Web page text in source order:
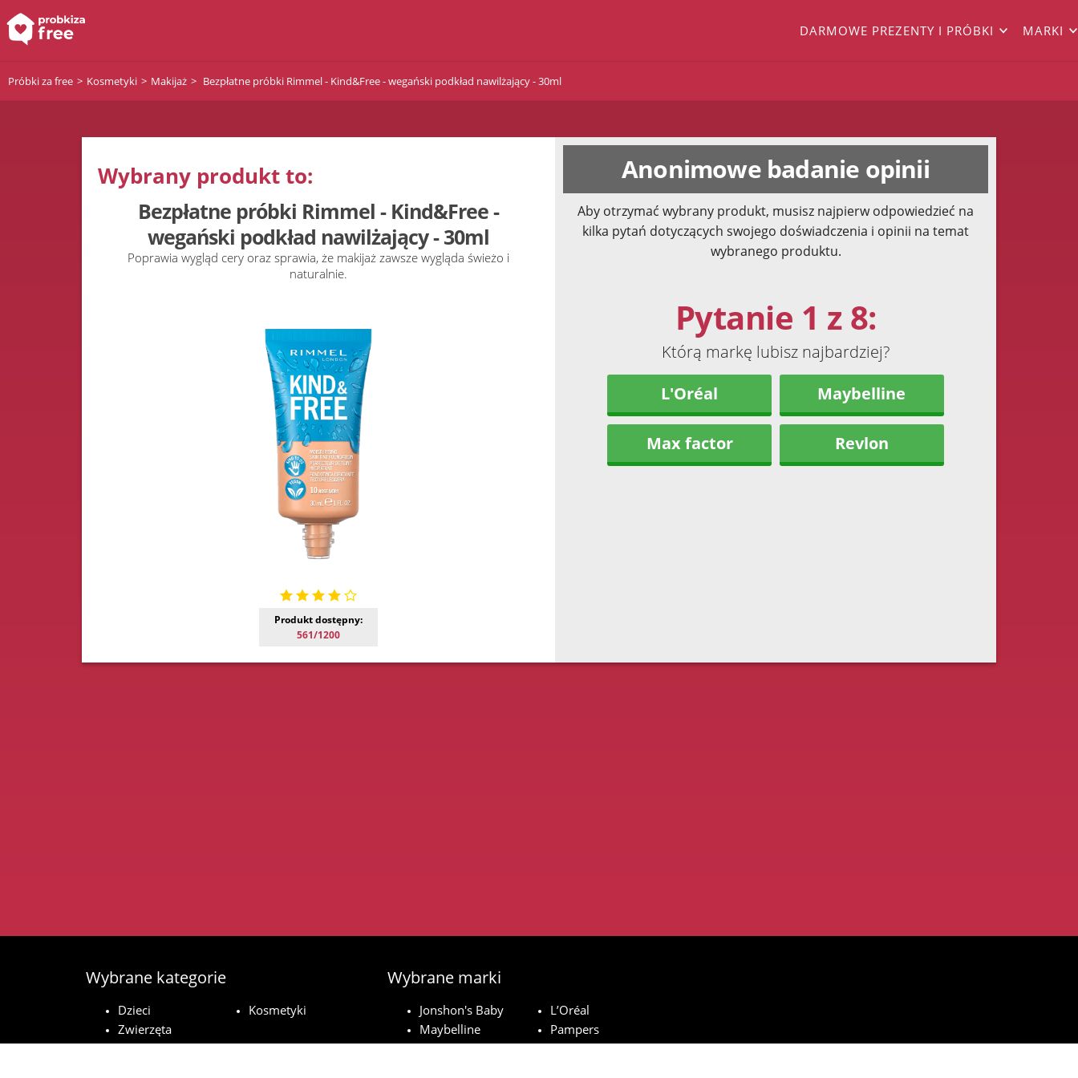
DARMOWE PREZENTY I PRÓBKI MARKI
Próbki za free Kosmetyki Makijaż Bezpłatne próbki Rimmel - Kind&Free - wegański podkład nawilżający - 30ml
Wybrany produkt to:
Bezpłatne próbki Rimmel - Kind&Free -
wegański podkład nawilżający - 30ml
Poprawia wygląd cery oraz sprawia, że makijaż zawsze wygląda świeżo i
naturalnie.
Produkt dostępny:
561/1200
Anonimowe badanie opinii
Aby otrzymać wybrany produkt, musisz najpierw odpowiedzieć na
kilka pytań dotyczących swojego doświadczenia i opinii na temat
wybranego produktu.
Pytanie 1 z 8:
Którą markę lubisz najbardziej?
L'Oréal
Maybelline
Max factor Revlon
Wybrane kategorie
Dzieci
Kosmetyki
Zwierzęta
domowe
Wybrane marki
Jonshon's Baby
L’Oréal
Maybelline
Pampers
Royal Canin